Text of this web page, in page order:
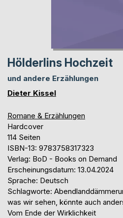
Hölderlins Hochzeit
und andere Erzählungen
Dieter Kissel
Romane & Erzählungen
Hardcover
114 Seiten
ISBN-13: 9783758317323
Verlag: BoD - Books on Demand
Erscheinungsdatum: 13.04.2024
Sprache: Deutsch
Schlagworte:
was wir sehen, könnte auch
Vom Ende der Wirklichkeit